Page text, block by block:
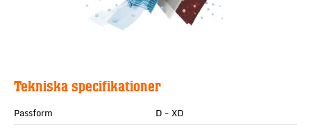
Tekniska specifikationer
Passform
D - XD